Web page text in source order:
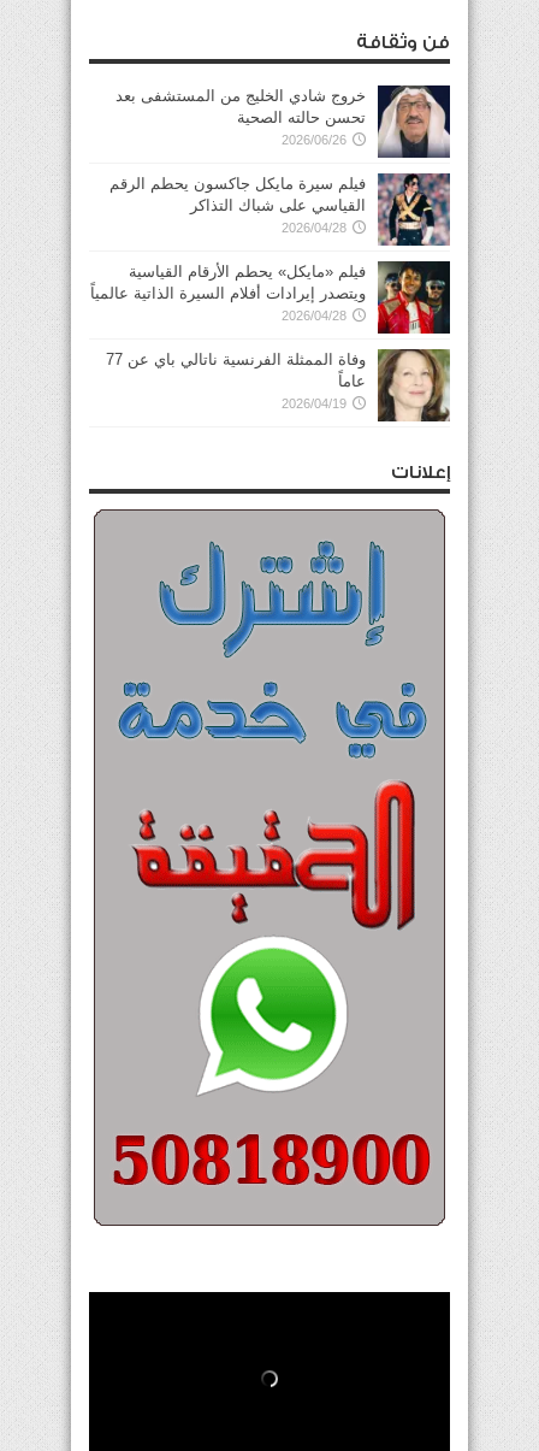
فن وثقافة
خروج شادي الخليج من المستشفى بعد
تحسن حالته الصحية
2026/06/26
فيلم سيرة مايكل جاكسون يحطم الرقم
القياسي على شباك التذاكر
2026/04/28
فيلم «مايكل» يحطم الأرقام القياسية
ويتصدر إيرادات أفلام السيرة الذاتية عالمياً
2026/04/28
وفاة الممثلة الفرنسية ناتالي باي عن 77
عاماً
2026/04/19
إعلانات